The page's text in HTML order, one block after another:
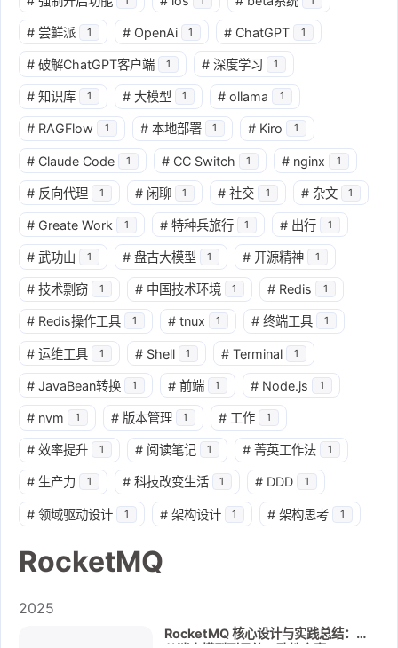
# 尝鲜派 1 # OpenAi 1 # ChatGPT 1
# 破解ChatGPT客户端 1 # 深度学习 1
# 知识库 1 # 大模型 1 # ollama 1
# RAGFlow 1 # 本地部署 1 # Kiro 1
# Claude Code 1 # CC Switch 1 # nginx 1
# 反向代理 1 # 闲聊 1 # 社交 1 # 杂文 1
# Greate Work 1 # 特种兵旅行 1 # 出行 1
# 武功山 1 # 盘古大模型 1 # 开源精神 1
# 技术剽窃 1 # 中国技术环境 1 # Redis 1
# Redis操作工具 1 # tnux 1 # 终端工具 1
# 运维工具 1 # Shell 1 # Terminal 1
# JavaBean转换 1 # 前端 1 # Node.js 1
# nvm 1 # 版本管理 1 # 工作 1
# 效率提升 1 # 阅读笔记 1 # 菁英工作法 1
# 生产力 1 # 科技改变生活 1 # DDD 1
# 领域驱动设计 1 # 架构设计 1 # 架构思考 1
RocketMQ
2025
RocketMQ 核心设计与实践总结：